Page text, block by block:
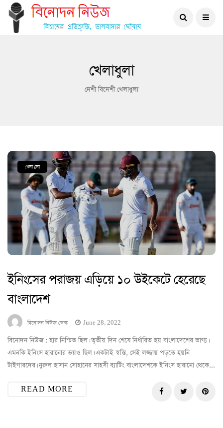
খেলাধুলা
দেশী বিদেশী খেলাধুলা
খেলাধুলা
ইনিংসের পরাজয় এড়িয়ে ১০ উইকেটে হেরেছে
বাংলাদেশ
বিনোদন নিউজ ডেস্ক June 28, 2022
বিনোদন নিউজ : হার নিশ্চিত ছিল। তৃতীয় দিন শেষে নির্ধারিত হয় বাংলাদেশের ভাগ্য।
এমনকি ইনিংস হারানোর ভয়ও ছিল। একটাই স্বস্তি, সেই লজ্জায় পড়তে হয়নি
টাইগারদের। নুরুল হাসান সোহানের সাহসী ব্যাটিং বাংলাদেশকে ইনিংস হারানো থেকে...
READ MORE